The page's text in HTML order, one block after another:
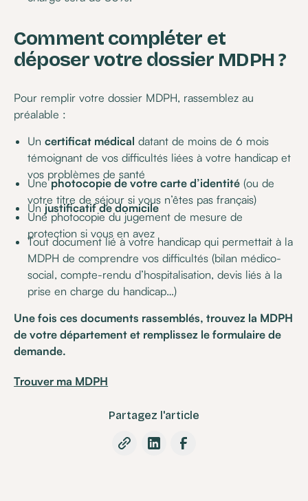
Comment compléter et
déposer votre dossier MDPH ?
Pour remplir votre dossier MDPH, rassemblez au
préalable :
Un certificat médical datant de moins de 6 mois
témoignant de vos difficultés liées à votre handicap et
vos problèmes de santé
Unephotocopie de votre carte d’identité(ou de
votre titre de séjour si vous n’êtes pas français)
Unjustificatif de domicile
Une photocopie du jugement de mesure de
protection si vous en avez
Tout document lié à votre handicap qui permettait à la
MDPH de comprendre vos difficultés (bilan médico-
social, compte-rendu d’hospitalisation, devis liés à la
prise en charge du handicap…)
Une fois ces documents rassemblés, trouvez la MDPH
de votre département et remplissez le formulaire de
demande.
Trouver ma MDPH
Partagez l'article